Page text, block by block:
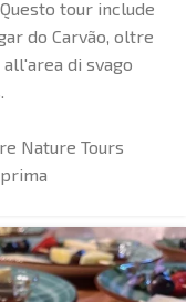
tour include
do Carvão, oltre
di svago
Nature Tours